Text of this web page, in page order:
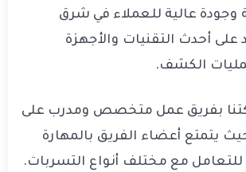
وجودة عالية للعملاء في شرق
على أحدث التقنيات والأجهزة
الكشف.
بفريق عمل متخصص ومدرب على
يتمتع أعضاء الفريق بالمهارة
للتعامل مع مختلف أنواع التسربات.